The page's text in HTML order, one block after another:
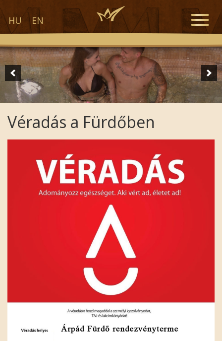
HU EN
Toggle
Véradás a Fürdőben